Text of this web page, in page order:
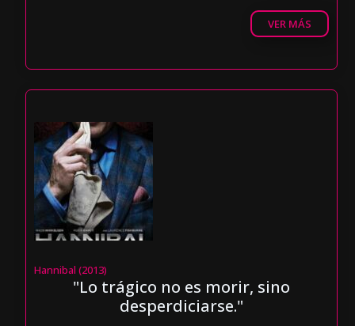
VER MÁS
Hannibal (2013)
"Lo trágico no es morir, sino
desperdiciarse."